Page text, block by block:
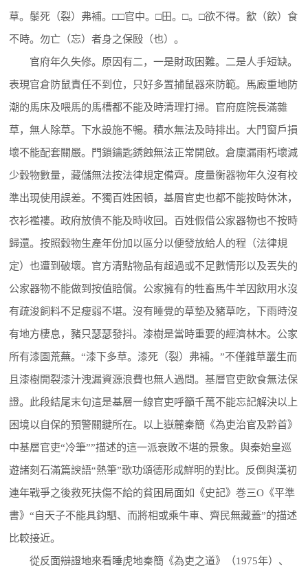
草。䰍死（裂）弗補。□□官中。□田。□。□欲不得。㱃（飲）食
不時。勿亡（忘）者身之保殹（也）。
官府年久失修。原因有二，一是財政困難。二是人手短缺。
表現官倉防鼠責任不到位，只好多置捕鼠器來防範。馬廄重地防
潮的馬床及喂馬的馬槽都不能及時清理打掃。官府庭院長滿雜
草，無人除草。下水設施不暢。積水無法及時排出。大門窗戶損
壞不能配套關嚴。門鎖鑰匙銹蝕無法正常開啟。倉廩漏雨朽壞減
少穀物數量，藏儲無法按法律規定備齊。度量衡器物年久沒有校
準出現使用誤差。不獨百姓困頓，基層官吏也都不能按時休沐，
衣衫襤褸。政府放債不能及時收回。百姓假借公家器物也不按時
歸還。按照穀物生產年份加以區分以便發放給人的程（法律規
定）也遭到破壞。官方清點物品有超過或不足數情形以及丟失的
公家器物不能做到按值賠償。公家擁有的牲畜馬牛羊因飲用水沒
有疏浚飼料不足瘦弱不堪。沒有睡覺的草墊及豬草吃，下雨時沒
有地方棲息，豬只瑟瑟發抖。漆樹是當時重要的經濟林木。公家
所有漆園荒蕪。“漆下多草。漆死（裂）弗補。”不僅雜草叢生而
且漆樹開裂漆汁洩漏資源浪費也無人過問。基層官吏飲食無法保
證。此段結尾末句這是基層一線官吏呼籲千萬不能忘記解決以上
困境以自保的預警關鍵所在。以上嶽麓秦簡《為吏治官及黔首》
中基層官吏“冷筆””描述的這一派衰敗不堪的景象。與秦始皇巡
遊諸刻石滿篇諛語“熱筆”歌功頌德形成鮮明的對比。反倒與漢初
連年戰爭之後救死扶傷不給的貧困局面如《史記》巻三O《平準
書》“自天子不能具鈞駟、而將相或乘牛車、齊民無藏蓋”的描述
比較接近。
從反面辯證地來看睡虎地秦簡《為吏之道》（1975年）、